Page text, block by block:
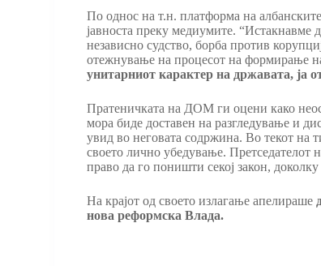
По однос на т.н. платформа на
јавноста преку медиумите. “Истакнавме
независно судство, борба против
отежнување на процесот на формирање
унитарниот карактер на државата, ја
Пратеничката на ДОМ ги оцени како
мора биде доставен на разгледување и
увид во неговата содржина. Во текот на
своето лично убедување. Претседателот
право да го поништи секој закон,
На крајот од своето излагање апелираше
нова реформска Влада.